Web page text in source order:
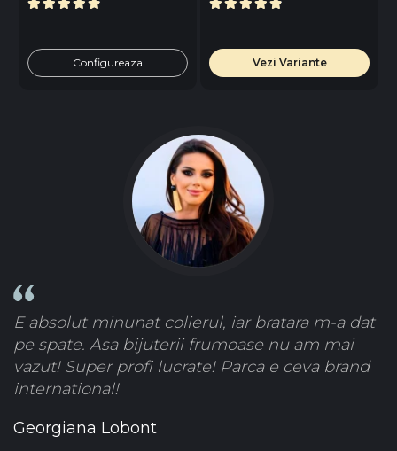
Configureaza Vezi Variante
Georgiana Lobont
E absolut minunat colierul, iar bratara m-a dat
pe spate. Asa bijuterii frumoase nu am mai
vazut! Super profi lucrate! Parca e ceva brand
international!